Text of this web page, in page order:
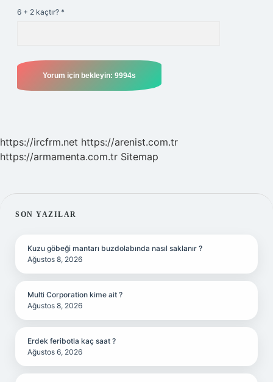
6 + 2 kaçtır? *
https://ircfrm.net https://arenist.com.tr
https://armamenta.com.tr Sitemap
SIDEBAR
SON YAZILAR
Kuzu göbeği mantarı buzdolabında nasıl saklanır ?
Ağustos 8, 2026
Multi Corporation kime ait ?
Ağustos 8, 2026
Erdek feribotla kaç saat ?
Ağustos 6, 2026